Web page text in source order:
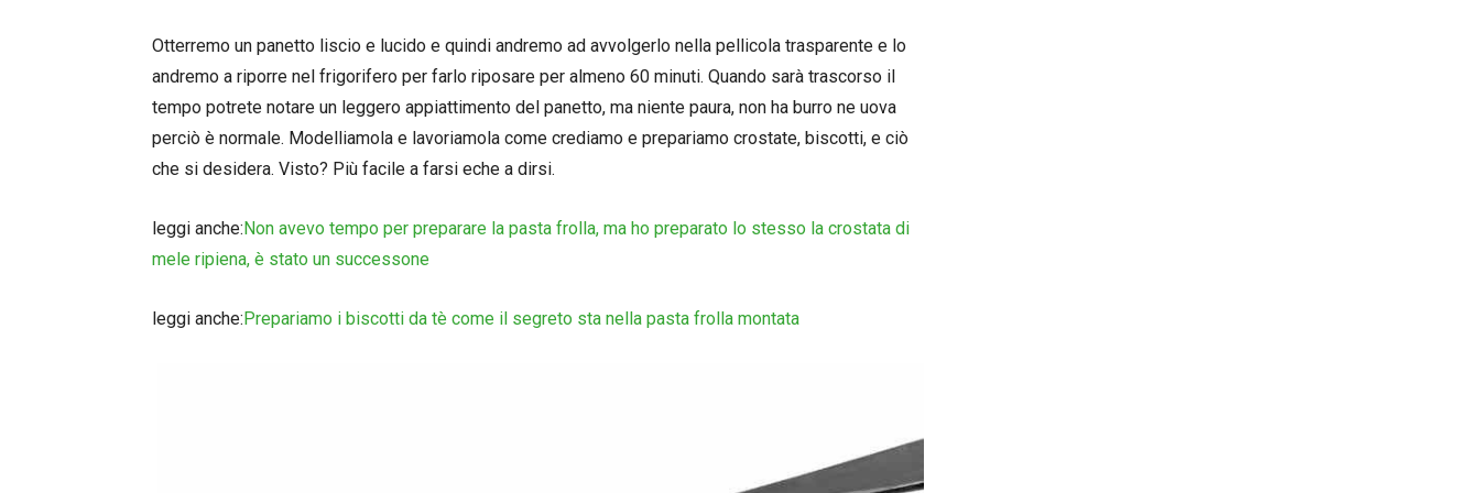
Otterremo un panetto liscio e lucido e quindi andremo ad avvolgerlo nella pellicola trasparente e lo
andremo a riporre nel frigorifero per farlo riposare per almeno 60 minuti. Quando sarà trascorso il
tempo potrete notare un leggero appiattimento del panetto, ma niente paura, non ha burro ne uova
perciò è normale. Modelliamola e lavoriamola come crediamo e prepariamo crostate, biscotti, e ciò
che si desidera. Visto? Più facile a farsi eche a dirsi.
leggi anche:Non avevo tempo per preparare la pasta frolla, ma ho preparato lo stesso la crostata di
mele ripiena, è stato un successone
leggi anche:Prepariamo i biscotti da tè come il segreto sta nella pasta frolla montata